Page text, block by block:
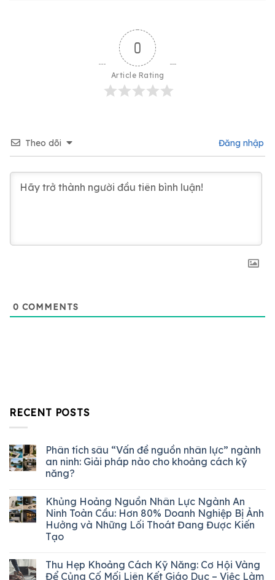
0
Article Rating
Theo dõi Đăng nhập
0 COMMENTS
RECENT POSTS
Phân tích sâu “Vấn đề nguồn nhân lực” ngành
an ninh: Giải pháp nào cho khoảng cách kỹ
năng?
Khủng Hoảng Nguồn Nhân Lực Ngành An
Ninh Toàn Cầu: Hơn 80% Doanh Nghiệp Bị Ảnh
Hưởng và Những Lối Thoát Đang Được Kiến
Tạo
Thu Hẹp Khoảng Cách Kỹ Năng: Cơ Hội Vàng
Để Củng Cố Mối Liên Kết Giáo Dục – Việc Làm